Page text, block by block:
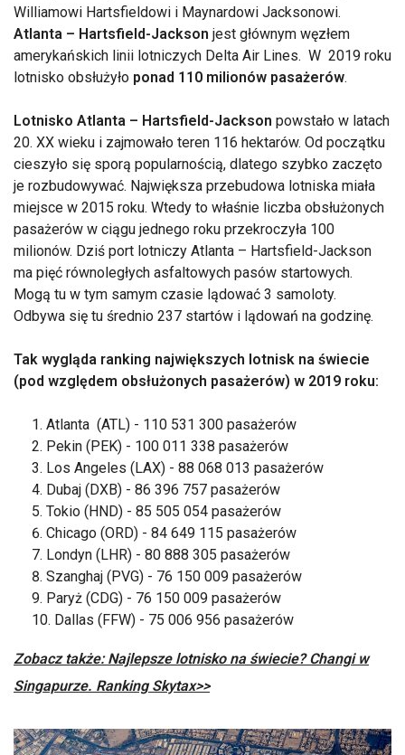
Williamowi Hartsfieldowi i Maynardowi Jacksonowi.
Atlanta – Hartsfield-Jackson jest głównym węzłem
amerykańskich linii lotniczych Delta Air Lines. W 2019 roku
lotnisko obsłużyło ponad 110 milionów pasażerów.
Lotnisko Atlanta – Hartsfield-Jackson powstało w latach
20. XX wieku i zajmowało teren 116 hektarów. Od początku
cieszyło się sporą popularnością, dlatego szybko zaczęto
je rozbudowywać. Największa przebudowa lotniska miała
miejsce w 2015 roku. Wtedy to właśnie liczba obsłużonych
pasażerów w ciągu jednego roku przekroczyła 100
milionów. Dziś port lotniczy Atlanta – Hartsfield-Jackson
ma pięć równoległych asfaltowych pasów startowych.
Mogą tu w tym samym czasie lądować 3 samoloty.
Odbywa się tu średnio 237 startów i lądowań na godzinę.
Tak wygląda ranking największych lotnisk na świecie
(pod względem obsłużonych pasażerów) w 2019 roku:
Atlanta (ATL) - 110 531 300 pasażerów
Pekin (PEK) - 100 011 338 pasażerów
Los Angeles (LAX) - 88 068 013 pasażerów
Dubaj (DXB) - 86 396 757 pasażerów
Tokio (HND) - 85 505 054 pasażerów
Chicago (ORD) - 84 649 115 pasażerów
Londyn (LHR) - 80 888 305 pasażerów
Szanghaj (PVG) - 76 150 009 pasażerów
Paryż (CDG) - 76 150 009 pasażerów
Dallas (FFW) - 75 006 956 pasażerów
Zobacz także: Najlepsze lotnisko na świecie? Changi w
Singapurze. Ranking Skytax>>